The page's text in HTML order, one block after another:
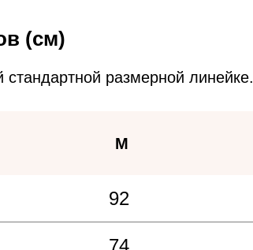
(см)
размерной линейке.
92
M